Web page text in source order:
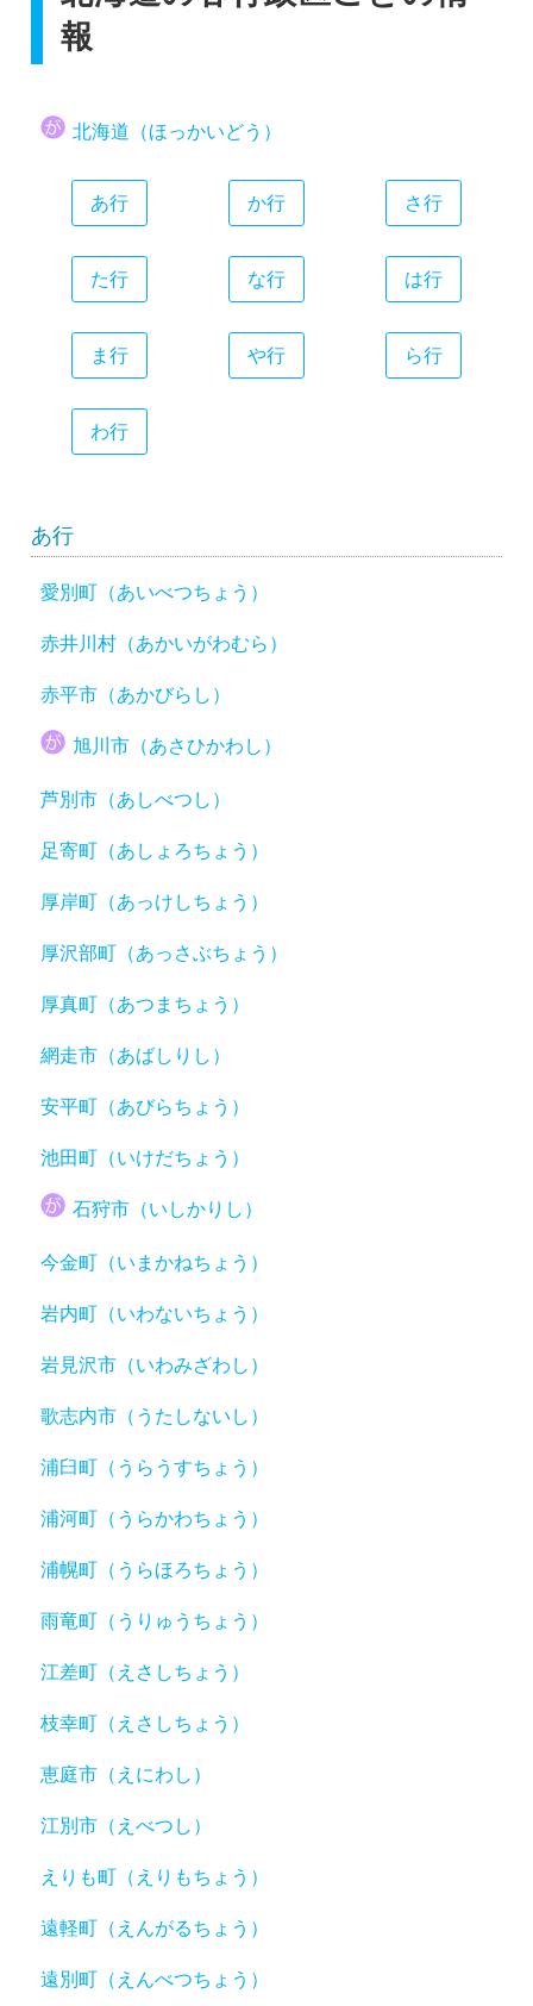
熊本県
鹿児島県
沖縄県
報
北海道（ほっかいどう）
あ行 か行 さ行
た行 な行 は行
ま行 や行 ら行
わ行
あ行
愛別町（あいべつちょう）
赤井川村（あかいがわむら）
赤平市（あかびらし）
旭川市（あさひかわし）
芦別市（あしべつし）
足寄町（あしょろちょう）
厚岸町（あっけしちょう）
厚沢部町（あっさぶちょう）
厚真町（あつまちょう）
網走市（あばしりし）
安平町（あびらちょう）
池田町（いけだちょう）
石狩市（いしかりし）
今金町（いまかねちょう）
岩内町（いわないちょう）
岩見沢市（いわみざわし）
歌志内市（うたしないし）
浦臼町（うらうすちょう）
浦河町（うらかわちょう）
浦幌町（うらほろちょう）
雨竜町（うりゅうちょう）
江差町（えさしちょう）
枝幸町（えさしちょう）
恵庭市（えにわし）
江別市（えべつし）
えりも町（えりもちょう）
遠軽町（えんがるちょう）
遠別町（えんべつちょう）